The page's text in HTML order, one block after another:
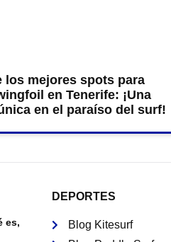
los mejores spots para
en Tenerife: ¡Una
en el paraíso del surf!
es,
DEPORTES
Blog Kitesurf